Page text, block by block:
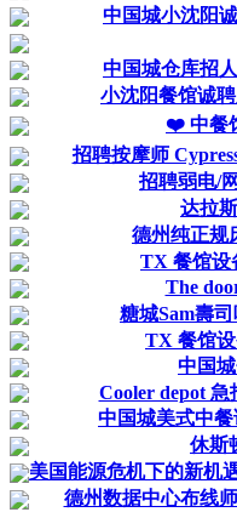
中国城小沈阳
中国城仓库招
小沈阳餐馆诚
❤️ 中餐
招聘按摩师
招聘弱电/
达拉
德州纯正规
TX 餐馆设
The
糖城Sam壽
TX 餐馆
中国
Cooler depot
中国城美式中餐
休斯
美国能源危机下的新机
德州数据中心布线